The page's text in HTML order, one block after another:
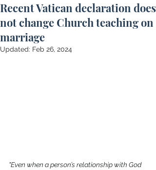
Recent Vatican declaration does
not change Church teaching on
marriage
Updated: Feb 26, 2024
"Even when a person’s relationship with God